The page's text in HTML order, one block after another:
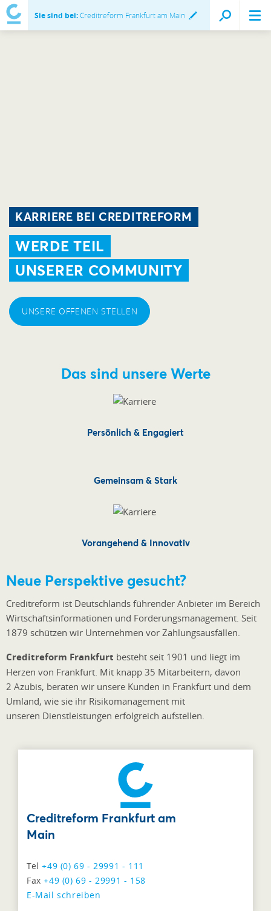
Sie sind bei:Creditreform Frankfurt am Main
KARRIERE BEI CREDITREFORM
WERDE TEIL
UNSERER COMMUNITY
UNSERE OFFENEN STELLEN
Das sind unsere Werte
Persönlich & Engagiert
Gemeinsam & Stark
Vorangehend & Innovativ
Neue Perspektive gesucht?
Creditreform ist Deutschlands führender Anbieter im Bereich
Wirtschaftsinformationen und Forderungsmanagement. Seit
1879 schützen wir Unternehmen vor Zahlungsausfällen.
Creditreform Frankfurt besteht seit 1901 und liegt im
Herzen von Frankfurt. Mit knapp 35 Mitarbeitern, davon
2 Azubis, beraten wir unsere Kunden in Frankfurt und dem
Umland, wie sie ihr Risikomanagement mit
unseren Dienstleistungen erfolgreich aufstellen.
Creditreform Frankfurt am
Main
Tel+49 (0) 69 - 29991 - 111
Fax+49 (0) 69 - 29991 - 158
E-Mail schreiben